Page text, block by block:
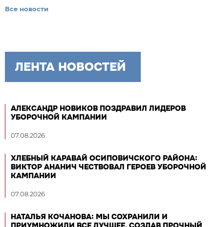
Все новости
ЛЕНТА НОВОСТЕЙ
АЛЕКСАНДР НОВИКОВ ПОЗДРАВИЛ ЛИДЕРОВ
УБОРОЧНОЙ КАМПАНИИ
07.08.2026
ХЛЕБНЫЙ КАРАВАЙ ОСИПОВИЧСКОГО РАЙОНА:
ВИКТОР АНАНИЧ ЧЕСТВОВАЛ ГЕРОЕВ УБОРОЧНОЙ
КАМПАНИИ
07.08.2026
НАТАЛЬЯ КОЧАНОВА: МЫ СОХРАНИЛИ И